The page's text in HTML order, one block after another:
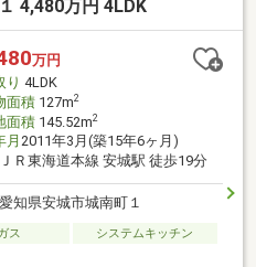
歩7分(約530m)・アオキスー
安城フランテ館まで徒歩8分(約
分(約830m)・ローソン安城浜
4,480万円 4LDK
万円
り 4LDK
面積127m2
面積145.52m2
月 2011年3月(築15年6ヶ月)
ＪＲ東海道本線 安城駅 徒歩19分
愛知県安城市城南町１
ス
システムキッチン